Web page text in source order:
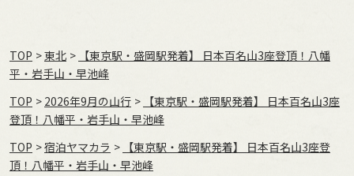
TOP 東北
【東京駅・盛岡駅発着】 日本百名山3座登頂！八幡
平・岩手山・早池峰
TOP
2026年9月の⼭⾏
【東京駅・盛岡駅発着】 日本百名山3座
登頂！八幡平・岩手山・早池峰
TOP
宿泊ヤマカラ
【東京駅・盛岡駅発着】 日本百名山3座登
頂！八幡平・岩手山・早池峰